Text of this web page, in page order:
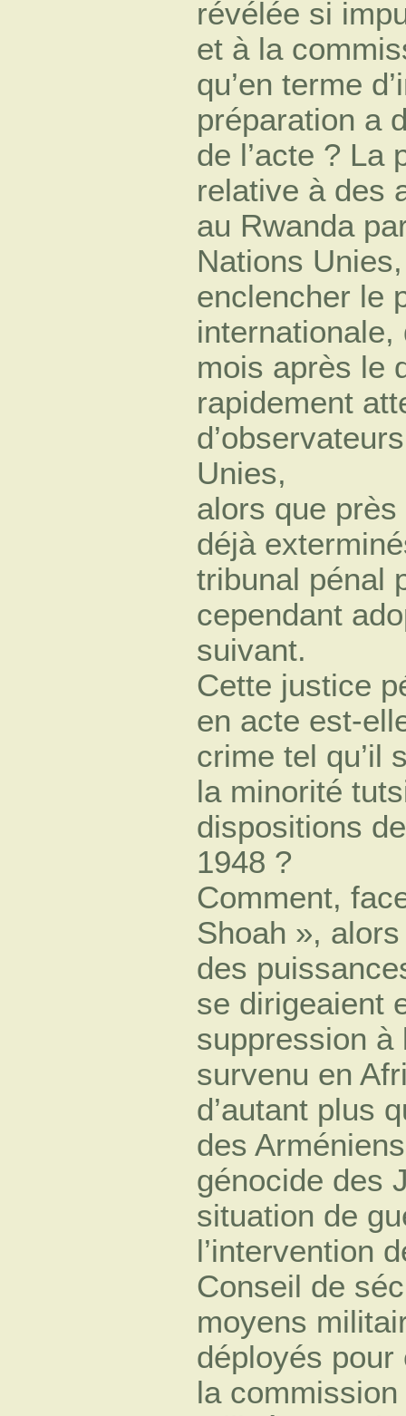
révélée si
et à la
qu’en terme
préparation a
de l’acte ? La
relative à des
au Rwanda
Nations
enclencher le
mois après le
rapidement
Unies,
alors que
déjà
tribunal pénal
cependant
suivant.
Cette justice
en acte est-
crime tel qu’il
la minorité
dispositions
1948 ?
Comment,
Shoah »,
des
se dirigeaient
suppression à
survenu en
d’autant plus
des
génocide des
situation de
l’intervention
Conseil de
moyens
déployés pour
la